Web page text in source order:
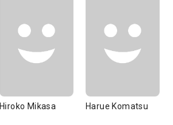
Hiroko Mikasa Harue Komatsu